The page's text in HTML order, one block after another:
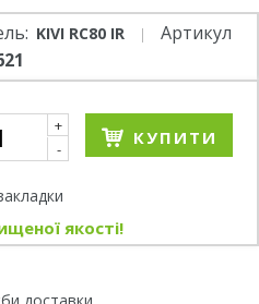
KIVI RC80 IR
Артикул
+
-
КУПИТИ
якості!